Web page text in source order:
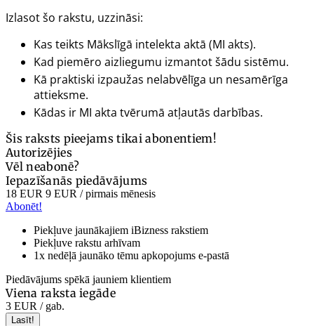
Izlasot šo rakstu, uzzināsi:
Kas teikts Mākslīgā intelekta aktā (MI akts).
Kad piemēro aizliegumu izmantot šādu sistēmu.
Kā praktiski izpaužas nelabvēlīga un nesamērīga
attieksme.
Kādas ir MI akta tvērumā atļautās darbības.
Šis raksts pieejams tikai abonentiem!
Autorizējies
Vēl neabonē?
Iepazīšanās piedāvājums
18 EUR 9 EUR / pirmais mēnesis
Abonēt!
Piekļuve jaunākajiem iBizness rakstiem
Piekļuve rakstu arhīvam
1x nedēļā jaunāko tēmu apkopojums e-pastā
Piedāvājums spēkā jauniem klientiem
Viena raksta iegāde
3 EUR / gab.
Lasīt!